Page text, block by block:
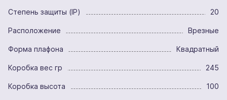
Степень защиты (IP) 20
Расположение Врезные
Форма плафона Квадратный
Коробка вес гр 245
Коробка высота 100